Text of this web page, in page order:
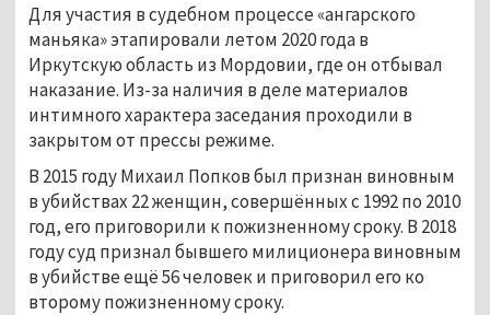
Для участия в судебном процессе «ангарского
маньяка» этапировали летом 2020 года в
Иркутскую область из Мордовии, где он отбывал
наказание. Из-за наличия в деле материалов
интимного характера заседания проходили в
закрытом от прессы режиме.
В 2015 году Михаил Попков был признан виновным
в убийствах 22 женщин, совершённых с 1992 по 2010
год, его приговорили к пожизненному сроку. В 2018
году суд признал бывшего милиционера виновным
в убийстве ещё 56 человек и приговорил его ко
второму пожизненному сроку.